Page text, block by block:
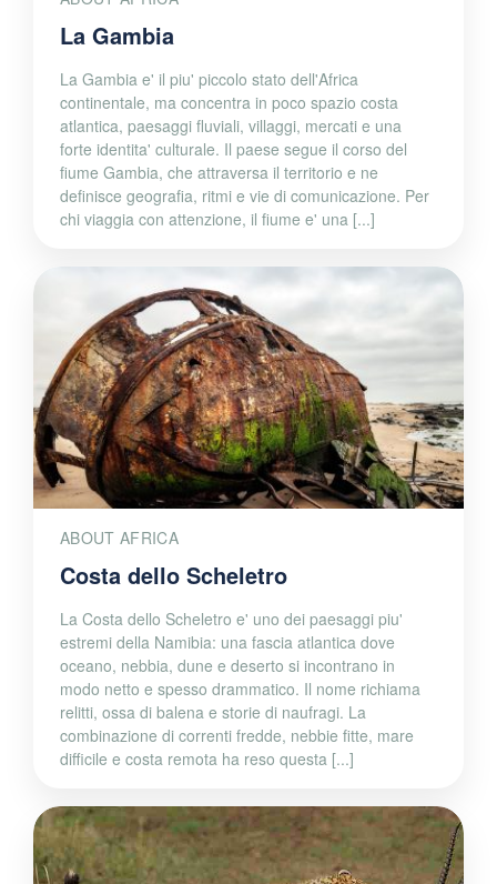
La Gambia
La Gambia e' il piu' piccolo stato dell'Africa
continentale, ma concentra in poco spazio costa
atlantica, paesaggi fluviali, villaggi, mercati e una
forte identita' culturale. Il paese segue il corso del
fiume Gambia, che attraversa il territorio e ne
definisce geografia, ritmi e vie di comunicazione. Per
chi viaggia con attenzione, il fiume e' una [...]
ABOUT AFRICA
Costa dello Scheletro
La Costa dello Scheletro e' uno dei paesaggi piu'
estremi della Namibia: una fascia atlantica dove
oceano, nebbia, dune e deserto si incontrano in
modo netto e spesso drammatico. Il nome richiama
relitti, ossa di balena e storie di naufragi. La
combinazione di correnti fredde, nebbie fitte, mare
difficile e costa remota ha reso questa [...]